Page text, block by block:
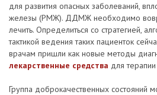
для развития опасных заболеваний,
железы (РМЖ). ДДМЖ необходимо
лечить. Определиться со стратегией,
тактикой ведения таких пациенток
врачам пришли как новые методы
лекарственные средства для терапии
Группа доброкачественных состояний